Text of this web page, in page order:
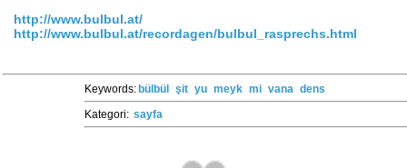
http://www.bulbul.at/
http://www.bulbul.at/recordagen/bulbul_rasprechs.html
Keywords: bülbül şit yu meyk mi vana dens
Kategori: sayfa